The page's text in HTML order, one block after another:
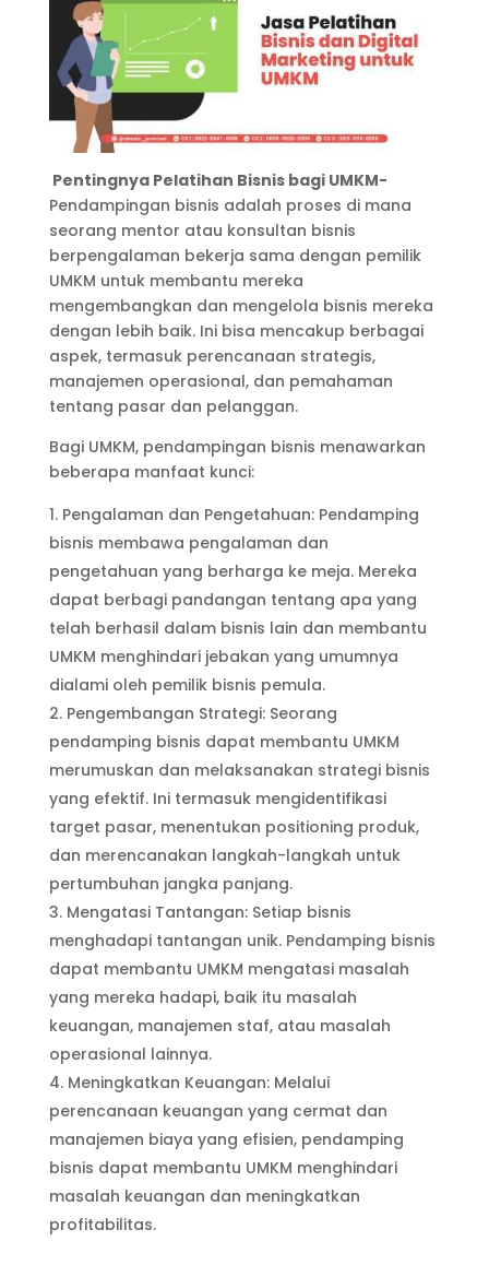
Pentingnya Pelatihan Bisnis bagi UMKM-
Pendampingan bisnis adalah proses di mana
seorang mentor atau konsultan bisnis
berpengalaman bekerja sama dengan pemilik
UMKM untuk membantu mereka
mengembangkan dan mengelola bisnis mereka
dengan lebih baik. Ini bisa mencakup berbagai
aspek, termasuk perencanaan strategis,
manajemen operasional, dan pemahaman
tentang pasar dan pelanggan.
Bagi UMKM, pendampingan bisnis menawarkan
beberapa manfaat kunci:
Pengalaman dan Pengetahuan: Pendamping
bisnis membawa pengalaman dan
pengetahuan yang berharga ke meja. Mereka
dapat berbagi pandangan tentang apa yang
telah berhasil dalam bisnis lain dan membantu
UMKM menghindari jebakan yang umumnya
dialami oleh pemilik bisnis pemula.
Pengembangan Strategi: Seorang
pendamping bisnis dapat membantu UMKM
merumuskan dan melaksanakan strategi bisnis
yang efektif. Ini termasuk mengidentifikasi
target pasar, menentukan positioning produk,
dan merencanakan langkah-langkah untuk
pertumbuhan jangka panjang.
Mengatasi Tantangan: Setiap bisnis
menghadapi tantangan unik. Pendamping bisnis
dapat membantu UMKM mengatasi masalah
yang mereka hadapi, baik itu masalah
keuangan, manajemen staf, atau masalah
operasional lainnya.
Meningkatkan Keuangan: Melalui
perencanaan keuangan yang cermat dan
manajemen biaya yang efisien, pendamping
bisnis dapat membantu UMKM menghindari
masalah keuangan dan meningkatkan
profitabilitas.